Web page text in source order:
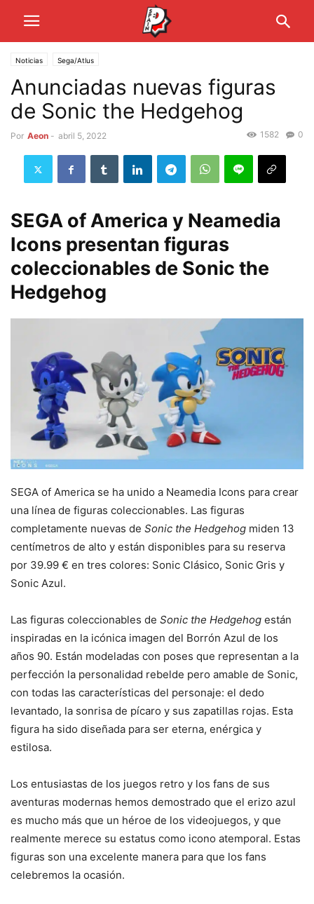
Noticias Sega/Atlus
Anunciadas nuevas figuras
de Sonic the Hedgehog
Por Aeon - abril 5, 2022 0
1582
SEGA of America y Neamedia
Icons presentan figuras
coleccionables de Sonic the
Hedgehog
SEGA of America se ha unido a Neamedia Icons para crear
una línea de figuras coleccionables. Las figuras
completamente nuevas de Sonic the Hedgehog miden 13
centímetros de alto y están disponibles para su reserva
por 39.99 € en tres colores: Sonic Clásico, Sonic Gris y
Sonic Azul.
Las figuras coleccionables de Sonic the Hedgehog están
inspiradas en la icónica imagen del Borrón Azul de los
años 90. Están modeladas con poses que representan a la
perfección la personalidad rebelde pero amable de Sonic,
con todas las características del personaje: el dedo
levantado, la sonrisa de pícaro y sus zapatillas rojas. Esta
figura ha sido diseñada para ser eterna, enérgica y
estilosa.
Los entusiastas de los juegos retro y los fans de sus
aventuras modernas hemos demostrado que el erizo azul
es mucho más que un héroe de los videojuegos, y que
realmente merece su estatus como icono atemporal. Estas
figuras son una excelente manera para que los fans
celebremos la ocasión.